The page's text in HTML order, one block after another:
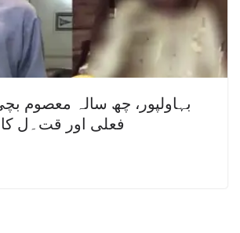
بہاولپور، چھ سالہ معصوم